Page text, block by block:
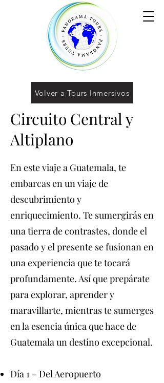
Volver a Tours Inmersivos
Circuito Central y
Altiplano
En este viaje a Guatemala, te
embarcas en un viaje de
descubrimiento y
enriquecimiento. Te sumergirás en
una tierra de contrastes, donde el
pasado y el presente se fusionan en
una experiencia que te tocará
profundamente. Así que prepárate
para explorar, aprender y
maravillarte, mientras te sumerges
en la esencia única que hace de
Guatemala un destino excepcional.
Día 1 – Del Aeropuerto